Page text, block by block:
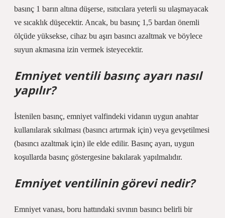
basınç 1 barın altına düşerse, ısıtıcılara yeterli su ulaşmayacak
ve sıcaklık düşecektir. Ancak, bu basınç 1,5 bardan önemli
ölçüde yüksekse, cihaz bu aşırı basıncı azaltmak ve böylece
suyun akmasına izin vermek isteyecektir.
Emniyet ventili basınç ayarı nasıl
yapılır?
İstenilen basınç, emniyet valfindeki vidanın uygun anahtar
kullanılarak sıkılması (basıncı artırmak için) veya gevşetilmesi
(basıncı azaltmak için) ile elde edilir. Basınç ayarı, uygun
koşullarda basınç göstergesine bakılarak yapılmalıdır.
Emniyet ventilinin görevi nedir?
Emniyet vanası, boru hattındaki sıvının basıncı belirli bir